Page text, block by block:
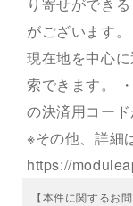
り寄せができ
がございます
現在地を中心
索できます。
の決済用コー
※その他、詳細
https://
【本件に関するお